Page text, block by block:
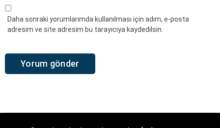
Daha sonraki yorumlarımda kullanılması için adım, e-posta
adresim ve site adresim bu tarayıcıya kaydedilsin.